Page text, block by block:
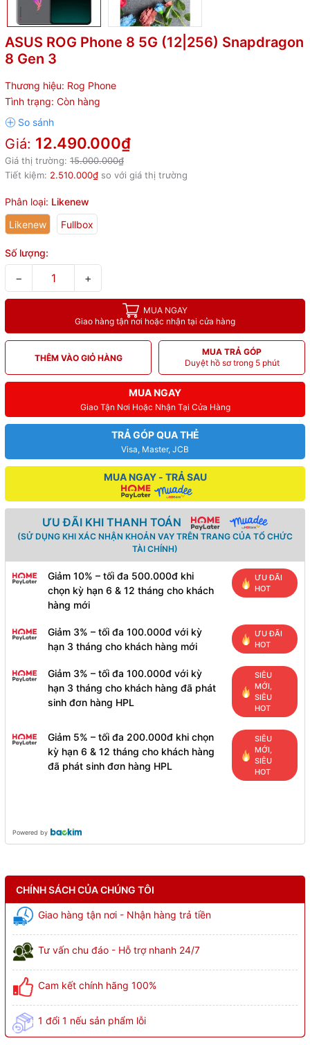
ASUS ROG Phone 8 5G (12|256) Snapdragon
8 Gen 3
Thương hiệu: Rog Phone
Tình trạng: Còn hàng
Giá: 12.490.000₫
Giá thị trường: 15.000.000₫
Tiết kiệm: 2.510.000₫ so với giá thị trường
Phân loại: Likenew
Likenew
Fullbox
Số lượng:
− +
MUA NGAY
Giao hàng tận nơi hoặc nhận tại cửa hàng
THÊM VÀO GIỎ HÀNG
MUA TRẢ GÓP
Duyệt hồ sơ trong 5 phút
MUA NGAY
Giao Tận Nơi Hoặc Nhận Tại Cửa Hàng
TRẢ GÓP QUA THẺ
Visa, Master, JCB
MUA NGAY - TRẢ SAU
ƯU ĐÃI KHI THANH TOÁN
(SỬ DỤNG KHI XÁC NHẬN KHOẢN VAY TRÊN TRANG CỦA TỔ CHỨC
TÀI CHÍNH)
Giảm 10% – tối đa 500.000đ khi
chọn kỳ hạn 6 & 12 tháng cho khách
hàng mới
ƯU ĐÃI
HOT
Giảm 3% – tối đa 100.000đ với kỳ
hạn 3 tháng cho khách hàng mới
ƯU ĐÃI
HOT
Giảm 3% – tối đa 100.000đ với kỳ
hạn 3 tháng cho khách hàng đã phát
sinh đơn hàng HPL
SIÊU
MỚI,
SIÊU
HOT
Giảm 5% – tối đa 200.000đ khi chọn
kỳ hạn 6 & 12 tháng cho khách hàng
đã phát sinh đơn hàng HPL
SIÊU
MỚI,
SIÊU
HOT
Powered by
CHÍNH SÁCH CỦA CHÚNG TÔI
Giao hàng tận nơi - Nhận hàng trả tiền
Tư vấn chu đáo - Hỗ trợ nhanh 24/7
Cam kết chính hãng 100%
1 đổi 1 nếu sản phẩm lỗi